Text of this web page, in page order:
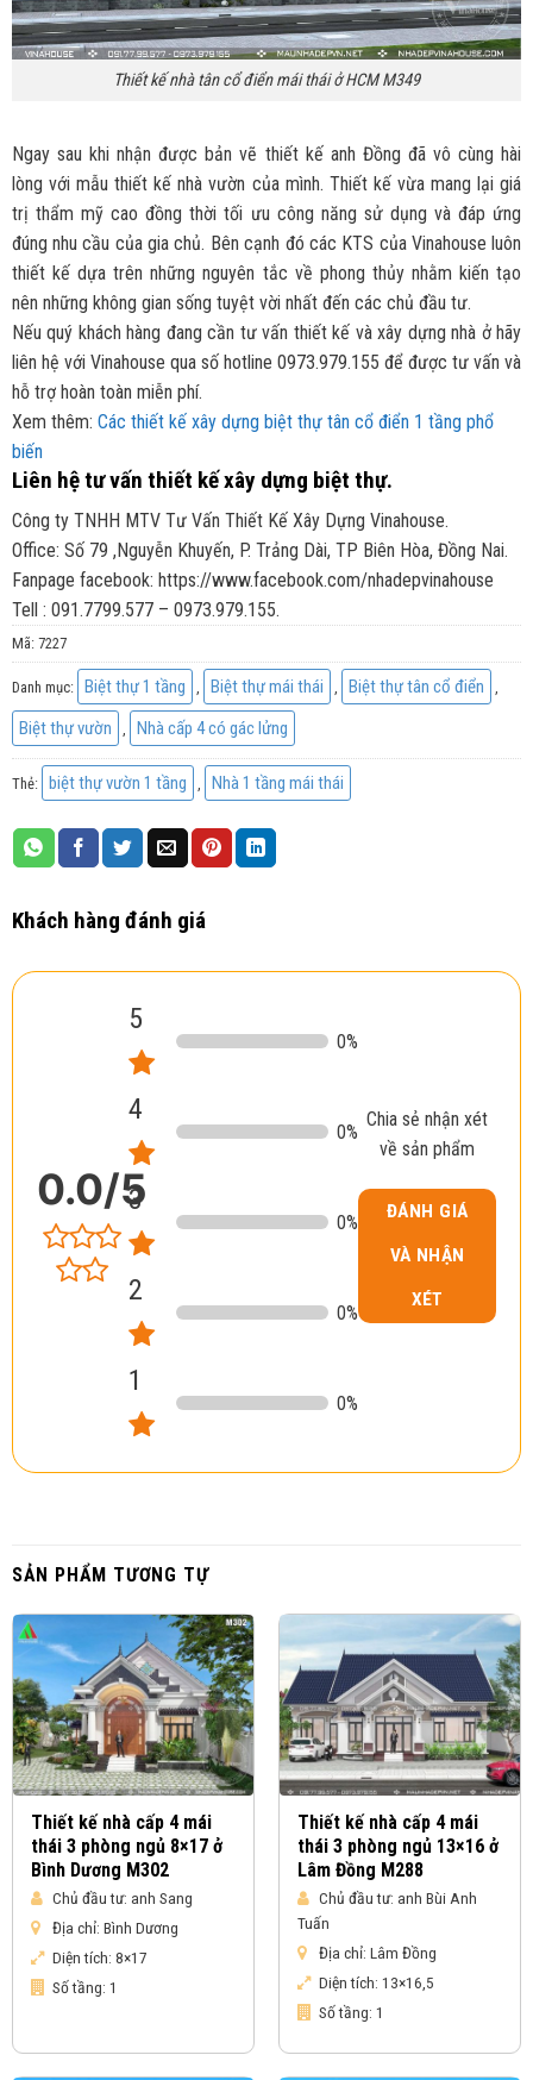
Thiết kế nhà tân cổ điển mái thái ở HCM M349
Ngay sau khi nhận được bản vẽ thiết kế anh Đồng đã vô cùng hài
lòng với mẫu thiết kế nhà vườn của mình. Thiết kế vừa mang lại giá
trị thẩm mỹ cao đồng thời tối ưu công năng sử dụng và đáp ứng
đúng nhu cầu của gia chủ. Bên cạnh đó các KTS của Vinahouse luôn
thiết kế dựa trên những nguyên tắc về phong thủy nhằm kiến tạo
nên những không gian sống tuyệt vời nhất đến các chủ đầu tư.
Nếu quý khách hàng đang cần tư vấn thiết kế và xây dựng nhà ở hãy
liên hệ với Vinahouse qua số hotline 0973.979.155 để được tư vấn và
hỗ trợ hoàn toàn miễn phí.
Xem thêm: Các thiết kế xây dựng biệt thự tân cổ điển 1 tầng phổ
biến
Liên hệ tư vấn thiết kế xây dựng biệt thự.
Công ty TNHH MTV Tư Vấn Thiết Kế Xây Dựng Vinahouse.
Office: Số 79 ,Nguyễn Khuyến, P. Trảng Dài, TP Biên Hòa, Đồng Nai.
Fanpage facebook: https://www.facebook.com/nhadepvinahouse
Tell : 091.7799.577 – 0973.979.155.
Mã: 7227
Danh mục: Biệt thự 1 tầng , Biệt thự mái thái , Biệt thự tân cổ điển ,
Biệt thự vườn , Nhà cấp 4 có gác lửng
Thẻ: biệt thự vườn 1 tầng , Nhà 1 tầng mái thái
Khách hàng đánh giá
0.0/5
5
0%
4
0%
3
0%
2
0%
1
0%
Chia sẻ nhận xét
về sản phẩm
ĐÁNH GIÁ
VÀ NHẬN
XÉT
SẢN PHẨM TƯƠNG TỰ
Thiết kế nhà cấp 4 mái
thái 3 phòng ngủ 8×17 ở
Bình Dương M302
Chủ đầu tư: anh Sang
Địa chỉ: Bình Dương
Diện tích: 8×17
Số tầng: 1
Thiết kế nhà cấp 4 mái
thái 3 phòng ngủ 13×16 ở
Lâm Đồng M288
Chủ đầu tư: anh Bùi Anh
Tuấn
Địa chỉ: Lâm Đồng
Diện tích: 13×16,5
Số tầng: 1